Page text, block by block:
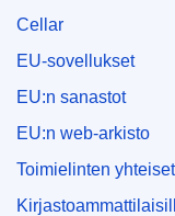
Cellar
EU-sovellukset
EU:n sanastot
EU:n web-arkisto
Toimielinten